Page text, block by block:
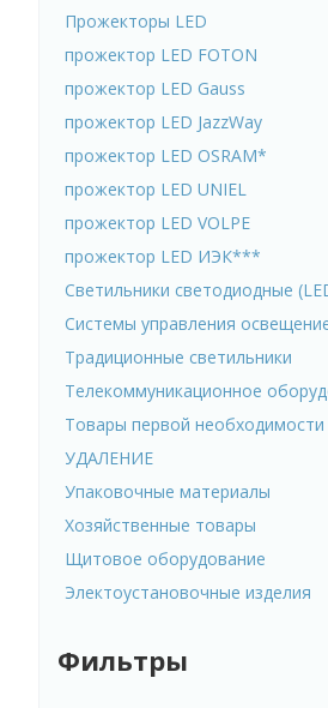
Прожекторы LED
прожектор LED FOTON
прожектор LED Gauss
прожектор LED JazzWay
прожектор LED OSRAM*
прожектор LED UNIEL
прожектор LED VOLPE
прожектор LED ИЭК***
Светильники светодиодные
Системы управления
Традиционные светильники
Телекоммуникационное
Товары первой необходимости
УДАЛЕНИЕ
Упаковочные материалы
Хозяйственные товары
Щитовое оборудование
Электоустановочные изделия
Фильтры